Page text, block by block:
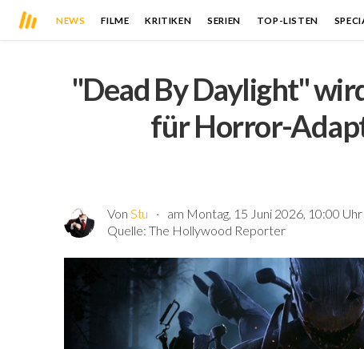
NEWS FILME KRITIKEN SERIEN TOP-LISTEN
"Dead By Daylight"
für Horror-
Von Stu
am Montag, 15 Juni 2026, 10:00 Uhr
Quelle: The Hollywood Reporter